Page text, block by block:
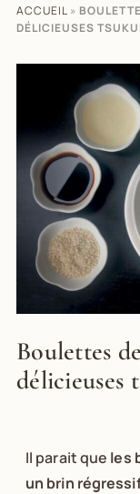
ACCUEIL»
DÉLICIEUSES
Boulettes
délicieuses
Il parait que les
un brin